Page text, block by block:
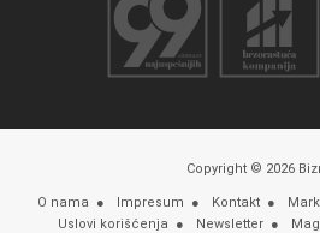
Copyright © 2026
O nama Impresum Kontakt
Uslovi korišćenja
Newsletter